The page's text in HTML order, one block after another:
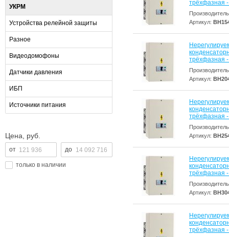
УКРМ
Устройства релейной защиты
Разное
Видеодомофоны
Датчики давления
ИБП
Источники питания
Цена, руб.
только в наличии
трёхфазная -
Артикул:
трёхфазная -
Артикул:
трёхфазная -
Артикул:
трёхфазная -
Артикул:
трёхфазная -